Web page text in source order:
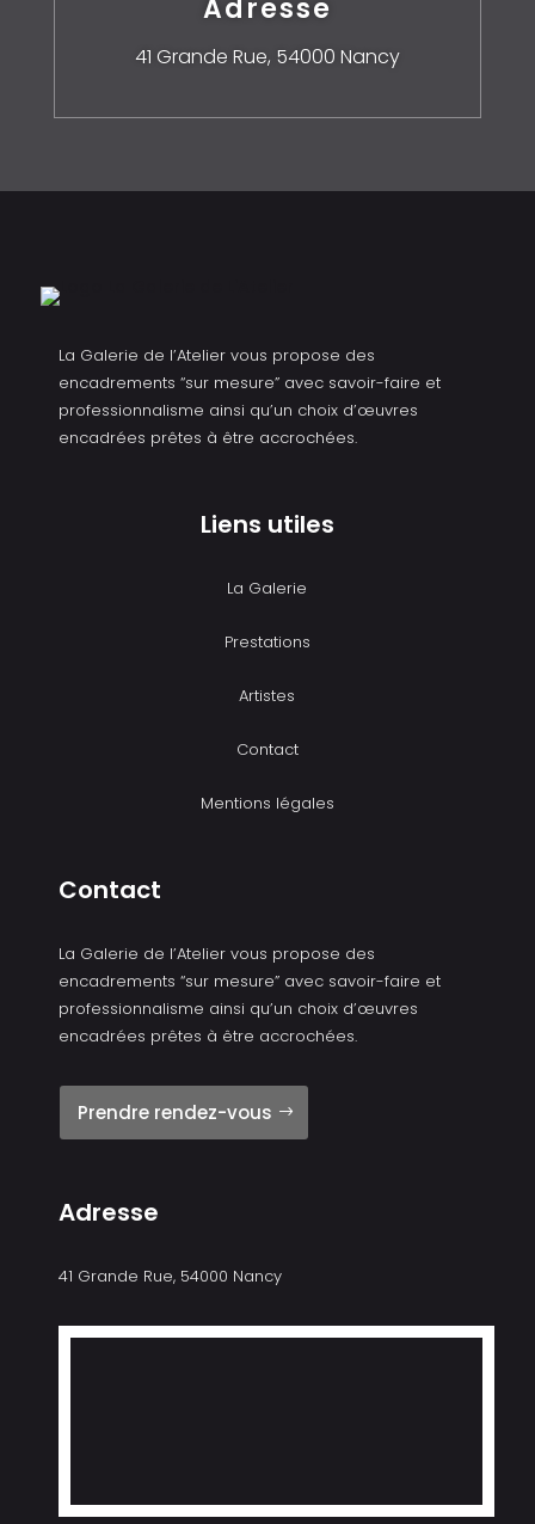
Adresse
41 Grande Rue, 54000 Nancy
La Galerie de l’Atelier vous propose des
encadrements “sur mesure” avec savoir-faire et
professionnalisme ainsi qu’un choix d’œuvres
encadrées prêtes à être accrochées.
Liens utiles
La Galerie
Prestations
Artistes
Contact
Mentions légales
Contact
La Galerie de l’Atelier vous propose des
encadrements “sur mesure” avec savoir-faire et
professionnalisme ainsi qu’un choix d’œuvres
encadrées prêtes à être accrochées.
Prendre rendez-vous
Adresse
41 Grande Rue, 54000 Nancy